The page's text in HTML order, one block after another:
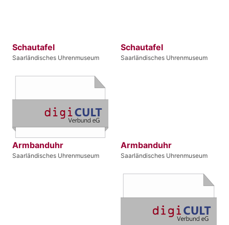
Schautafel
Saarländisches Uhrenmuseum
Schautafel
Saarländisches Uhrenmuseum
Armbanduhr
Saarländisches Uhrenmuseum
Armbanduhr
Saarländisches Uhrenmuseum